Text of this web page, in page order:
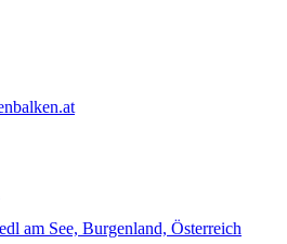
am See, Burgenland, Österreich